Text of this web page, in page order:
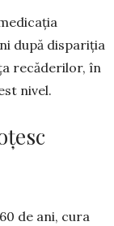
după dispariția
re­căderilor, în
nivel.
de ani, cura